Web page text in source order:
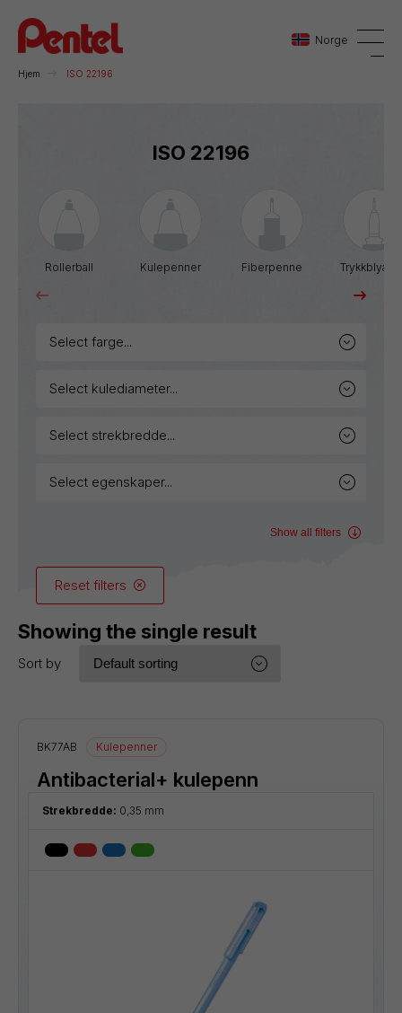
Norge
Hjem ISO 22196
ISO 22196
Rollerball Kulepenner Fiberpenne
select farge...
select kulediameter...
select strekbredde...
select egenskaper...
Show all filters
Reset filters
Showing the single result
Sort by
BK77AB Kulepenner
Antibacterial+ kulepenn
Strekbredde: 0,35 mm